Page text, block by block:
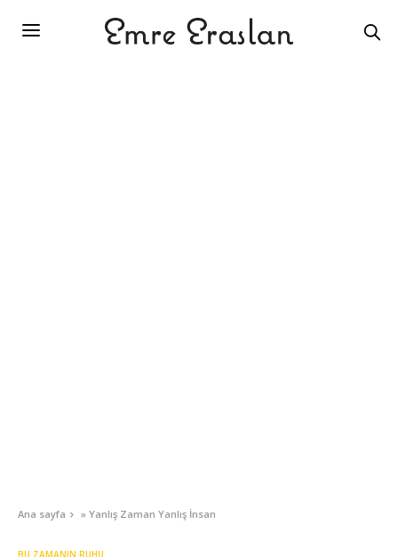
Ana sayfa »Yanlış Zaman Yanlış İnsan
BU ZAMANIN RUHU